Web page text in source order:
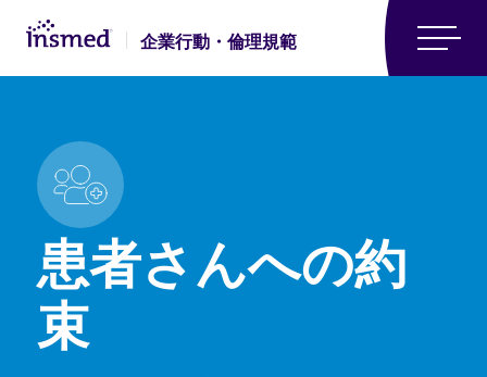
企業行動・倫理規範
患者さんへの約
束